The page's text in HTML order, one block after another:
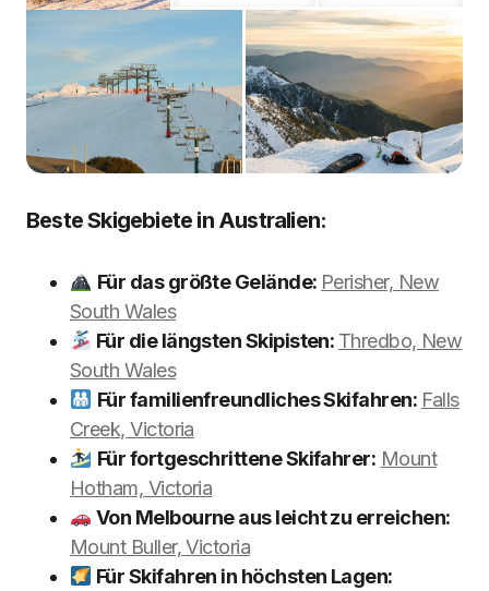
Beste Skigebiete in Australien:
Für das größte Gelände: Perisher, New
South Wales
Für die längsten Skipisten: Thredbo, New
South Wales
Für familienfreundliches Skifahren: Falls
Creek, Victoria
Für fortgeschrittene Skifahrer: Mount
Hotham, Victoria
Von Melbourne aus leicht zu erreichen:
Mount Buller, Victoria
Für Skifahren in höchsten Lagen: